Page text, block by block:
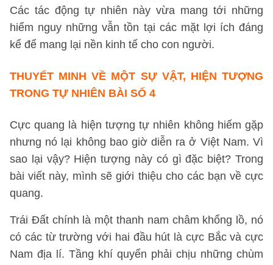
Các tác động tự nhiên này vừa mang tới những
hiểm nguy những vẫn tồn tại các mặt lợi ích đáng
kể để mang lại nền kinh tế cho con người.
THUYẾT MINH VỀ MỘT SỰ VẬT, HIỆN TƯỢNG
TRONG TỰ NHIÊN BÀI SỐ 4
Cực quang là hiện tượng tự nhiên không hiếm gặp
nhưng nó lại không bao giờ diễn ra ở Việt Nam. Vì
sao lại vậy? Hiện tượng này có gì đặc biệt? Trong
bài viết này, mình sẽ giới thiệu cho các bạn về cực
quang.
Trái Đất chính là một thanh nam châm khổng lồ, nó
có các từ trường với hai đầu hút là cực Bắc và cực
Nam địa lí. Tầng khí quyển phải chịu những chùm